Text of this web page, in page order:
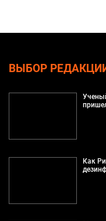
ВЫБОР
Как